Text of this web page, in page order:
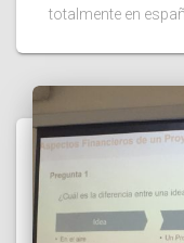
totalmente en